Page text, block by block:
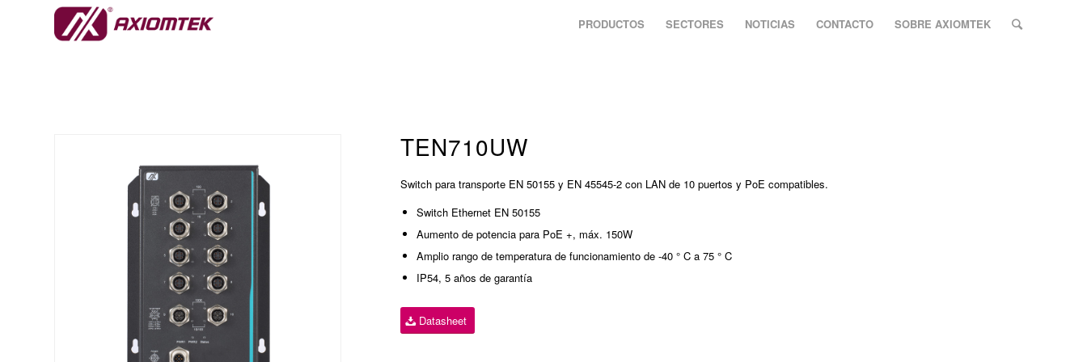
PRODUCTOS SECTORES NOTICIAS CONTACTO SOBRE AXIOMTEK
TEN710UW
Switch para transporte EN 50155 y EN 45545-2 con LAN de 10 puertos y PoE compatibles.
Switch Ethernet EN 50155
Aumento de potencia para PoE +, máx. 150W
Amplio rango de temperatura de funcionamiento de -40 ° C a 75 ° C
IP54, 5 años de garantía
Datasheet